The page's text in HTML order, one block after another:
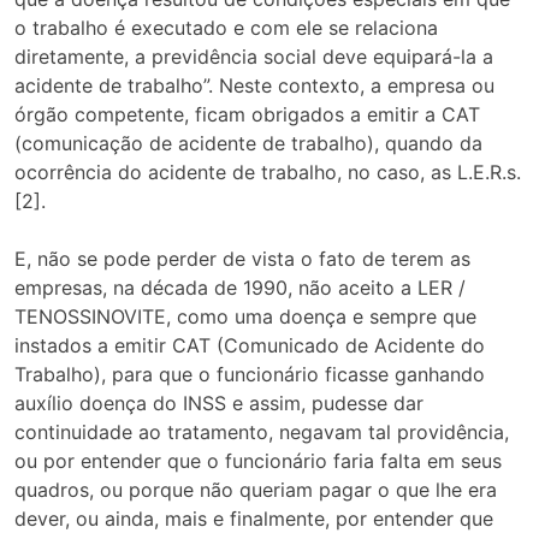
o trabalho é executado e com ele se relaciona
diretamente, a previdência social deve equipará-la a
acidente de trabalho”. Neste contexto, a empresa ou
órgão competente, ficam obrigados a emitir a CAT
(comunicação de acidente de trabalho), quando da
ocorrência do acidente de trabalho, no caso, as L.E.R.s.
[2].
E, não se pode perder de vista o fato de terem as
empresas, na década de 1990, não aceito a LER /
TENOSSINOVITE, como uma doença e sempre que
instados a emitir CAT (Comunicado de Acidente do
Trabalho), para que o funcionário ficasse ganhando
auxílio doença do INSS e assim, pudesse dar
continuidade ao tratamento, negavam tal providência,
ou por entender que o funcionário faria falta em seus
quadros, ou porque não queriam pagar o que lhe era
dever, ou ainda, mais e finalmente, por entender que